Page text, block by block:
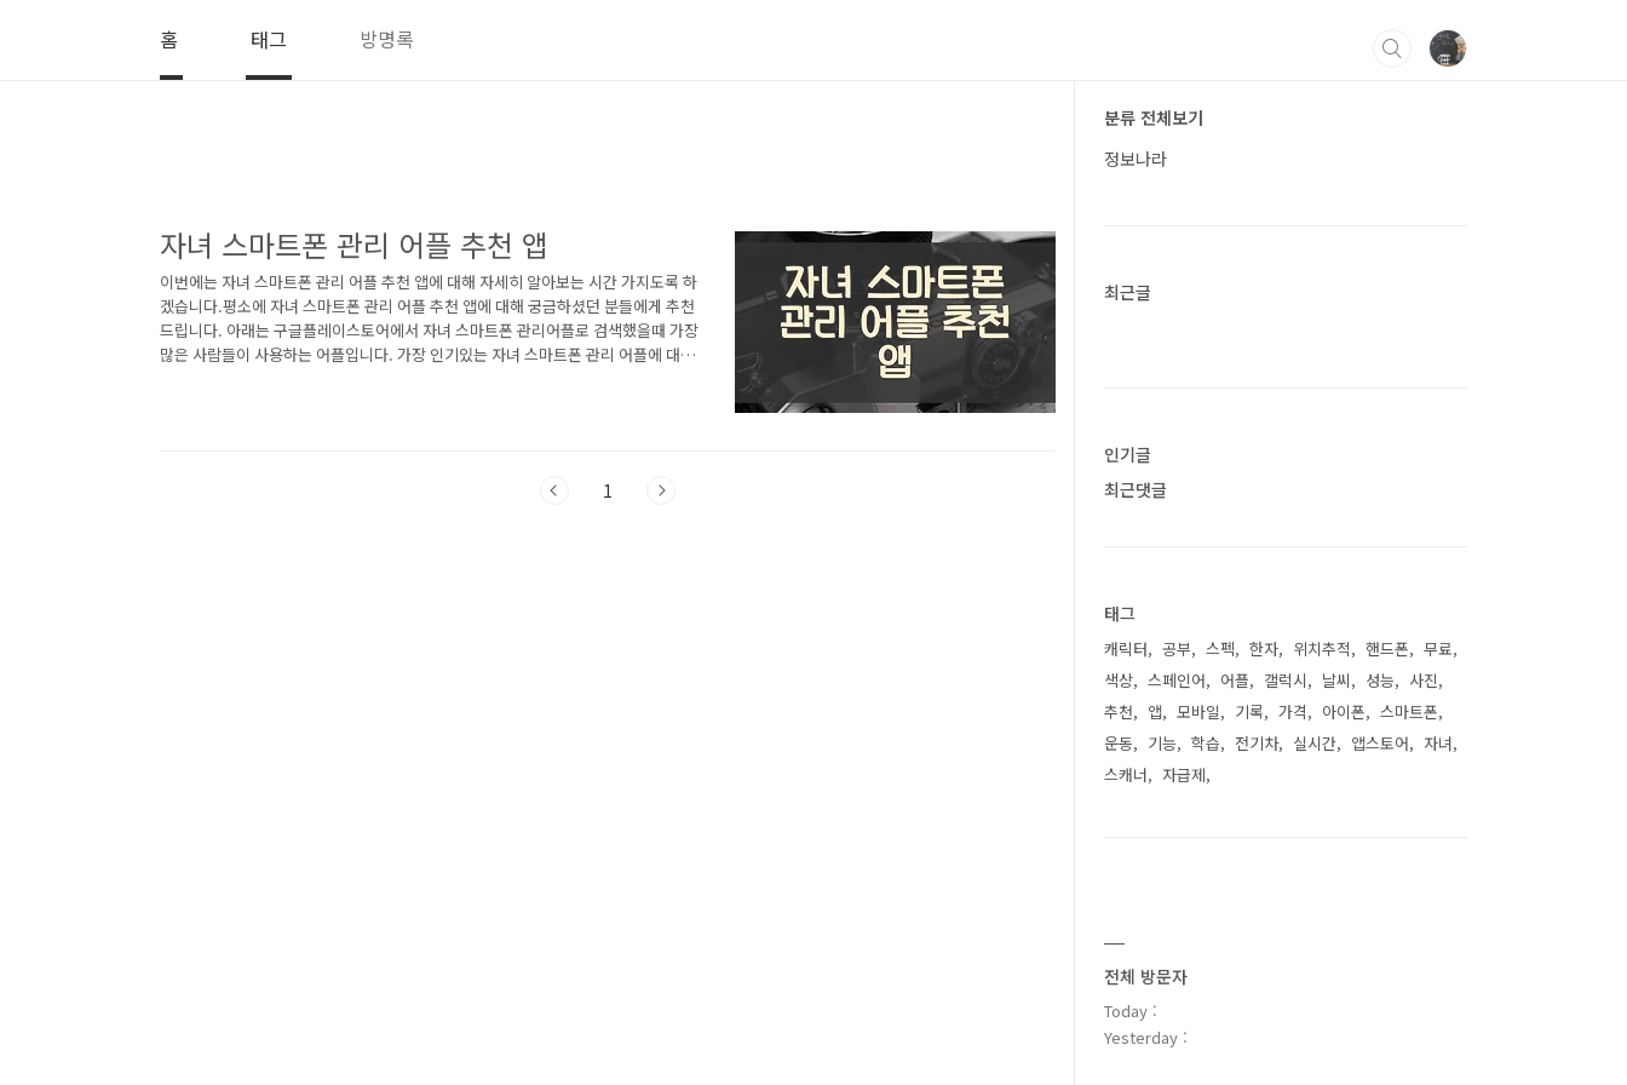
홈 태그 방명록
자녀 스마트폰 관리 어플 추천 앱
이번에는 자녀 스마트폰 관리 어플 추천 앱에 대해 자세히 알아보는 시간 가지도록 하
겠습니다.평소에 자녀 스마트폰 관리 어플 추천 앱에 대해 궁금하셨던 분들에게 추천
드립니다. 아래는 구글플레이스토어에서 자녀 스마트폰 관리어플로 검색했을때 가장
많은 사람들이 사용하는 어플입니다. 가장 인기있는 자녀 스마트폰 관리 어플에 대해
1
분류 전체보기
정보나라
최근글
인기글
최근댓글
태그
캐릭터 공부 스펙 한자 위치추적 핸드폰
무료
색상
스페인어 어플 갤럭시 날씨 성능
사진
추천
앱 모바일 기록 가격 아이폰
스마트폰
운동
기능 학습 전기차 실시간 앱스토어
자녀
스캐너
자급제
전체 방문자
Today :
Yesterday :